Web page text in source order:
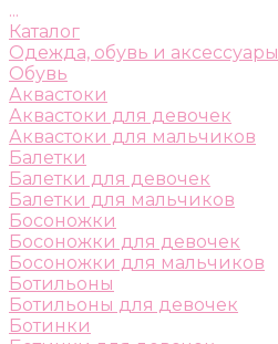
...
Каталог
Одежда, обувь и аксессуары
Обувь
Аквастоки
Аквастоки для девочек
Аквастоки для мальчиков
Балетки
Балетки для девочек
Балетки для мальчиков
Босоножки
Босоножки для девочек
Босоножки для мальчиков
Ботильоны
Ботильоны для девочек
Ботинки